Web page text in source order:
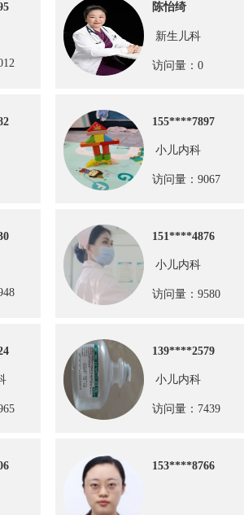
陈怡绮
新生儿科
访问量：0
155****7897
小儿内科
访问量：9067
151****4876
小儿内科
访问量：9580
139****2579
小儿内科
访问量：7439
153****8766